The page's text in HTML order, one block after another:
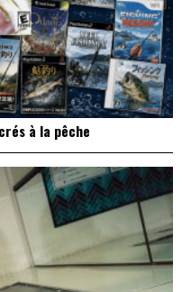
à la pêche